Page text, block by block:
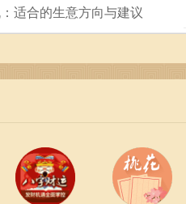
适合的生意方向与建议